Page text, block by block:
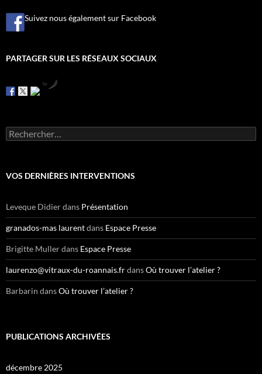
Suivez nous également sur Facebook
PARTAGER SUR LES RÉSEAUX SOCIAUX
by
R
e
e
h
e
r
:
VOS DERNIÈRES INTERVENTIONS
Leveque Didierdans Présentation
granados-mas laurentdans Espace Presse
Brigitte Mullerdans Espace Presse
laurenzo@vitraux-du-roannais.frdansOù trouver l’atelier ?
Barbarin dansOù trouver l’atelier ?
PUBLICATIONS ARCHIVÉES
décembre 2025